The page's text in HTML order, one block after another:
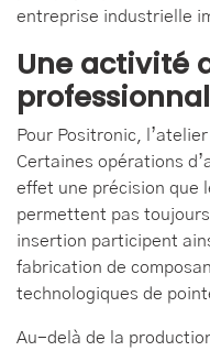
entreprise industrielle
Une activité
Pour Positronic,
Certaines opérations
effet une précision que
permettent pas
insertion participent
fabrication de
technologiques de
Au-delà de la